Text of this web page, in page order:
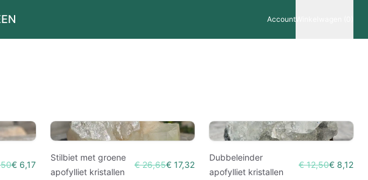
Account
€ 6,17
Stilbiet met groene
apofylliet kristallen
€ 26,65€ 17,32
Dubbeleinder
apofylliet kristallen
€ 12,50€ 8,12